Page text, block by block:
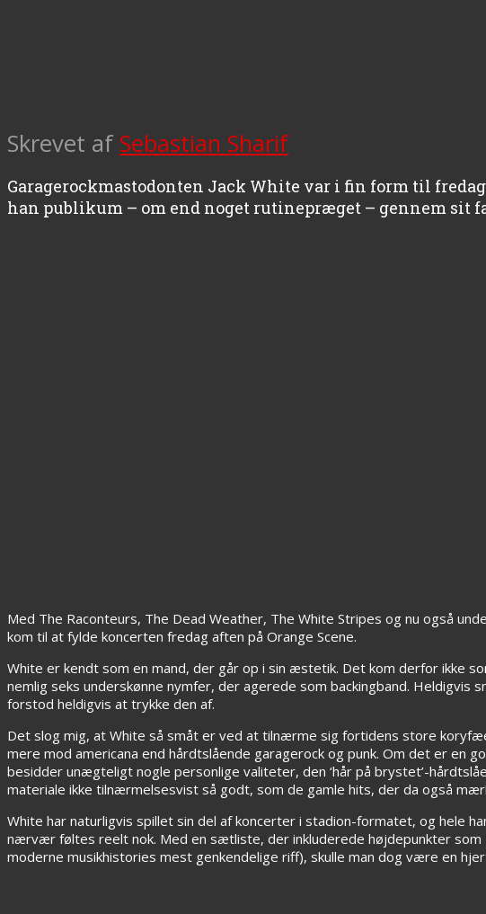
Skrevet af Sebastian Sharif
Garagerockmastodonten Jack White var i fin form til
han publikum – om end noget rutinepræget – gennem sit
Med The Raconteurs, The Dead Weather, The White Stripes og nu også
kom til at fylde koncerten fredag aften på Orange Scene.
White er kendt som en mand, der går op i sin æstetik. Det kom derfor ikke
nemlig seks underskønne nymfer, der agerede som backingband.
forstod heldigvis at trykke den af.
Det slog mig, at White så småt er ved at tilnærme sig fortidens store
mere mod americana end hårdtslående garagerock og punk. Om det er en
besidder unægteligt nogle personlige valiteter, den ‘hår på brystet’-
materiale ikke tilnærmelsesvist så godt, som de gamle hits, der da også
White har naturligvis spillet sin del af koncerter i stadion-formatet, og hele
nærvær føltes reelt nok. Med en sætliste, der inkluderede højdepunkter som
moderne musikhistories mest genkendelige riff), skulle man dog være en